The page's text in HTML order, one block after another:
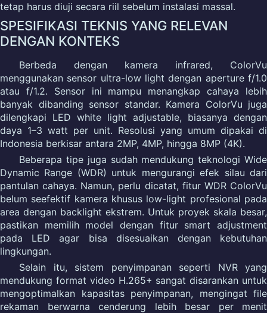
tetap harus diuji secara riil sebelum instalasi massal.
SPESIFIKASI TEKNIS YANG RELEVAN
DENGAN KONTEKS
Berbeda dengan kamera infrared, ColorVu
menggunakan sensor ultra-low light dengan aperture f/1.0
atau f/1.2. Sensor ini mampu menangkap cahaya lebih
banyak dibanding sensor standar. Kamera ColorVu juga
dilengkapi LED white light adjustable, biasanya dengan
daya 1–3 watt per unit. Resolusi yang umum dipakai di
Indonesia berkisar antara 2MP, 4MP, hingga 8MP (4K).
Beberapa tipe juga sudah mendukung teknologi Wide
Dynamic Range (WDR) untuk mengurangi efek silau dari
pantulan cahaya. Namun, perlu dicatat, fitur WDR ColorVu
belum seefektif kamera khusus low-light profesional pada
area dengan backlight ekstrem. Untuk proyek skala besar,
pastikan memilih model dengan fitur smart adjustment
pada LED agar bisa disesuaikan dengan kebutuhan
lingkungan.
Selain itu, sistem penyimpanan seperti NVR yang
mendukung format video H.265+ sangat disarankan untuk
mengoptimalkan kapasitas penyimpanan, mengingat file
rekaman berwarna cenderung lebih besar per menit